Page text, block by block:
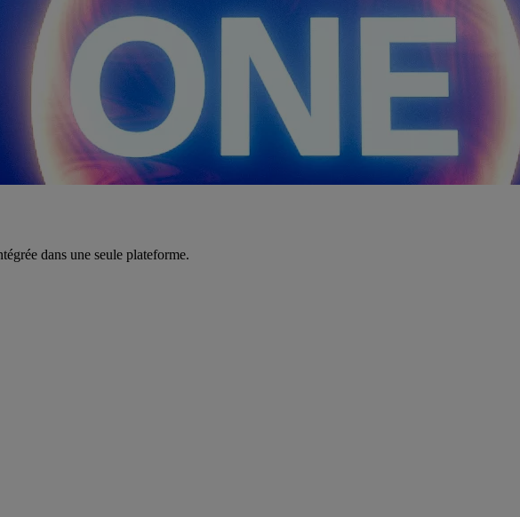
dans une seule plateforme.